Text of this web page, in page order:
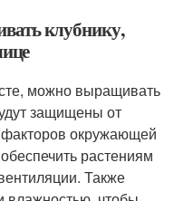
клубнику,
можно выращивать
защищены от
факторов окружающей
растениям
Также